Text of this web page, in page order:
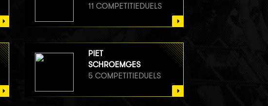
11 COMPETITIEDUELS
PIET
SCHROEMGES
5 COMPETITIEDUELS